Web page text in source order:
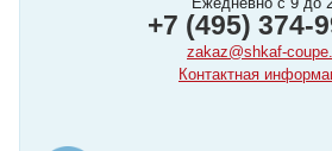
+7 (495) 374-
zakaz@shkaf-
Контактная